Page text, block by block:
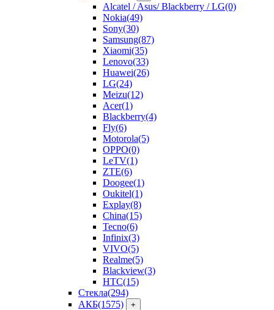
Alcatel / Asus/ Blackberry / LG(0)
Nokia(49)
Sony(30)
Samsung(87)
Xiaomi(35)
Lenovo(33)
Huawei(26)
LG(24)
Meizu(12)
Acer(1)
Blackberry(4)
Fly(6)
Motorola(5)
OPPO(0)
LeTV(1)
ZTE(6)
Doogee(1)
Oukitel(1)
Explay(8)
China(15)
Tecno(6)
Infinix(3)
VIVO(5)
Realme(5)
Blackview(3)
HTC(15)
Стекла(294)
АКБ(1575) +